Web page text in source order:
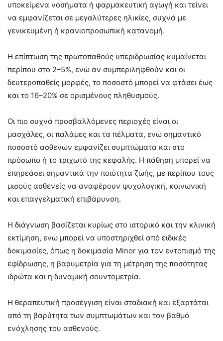
υποκείμενα νοσήματα ή φαρμακευτική αγωγή και τείνει
να εμφανίζεται σε μεγαλύτερες ηλικίες, συχνά με
γενικευμένη ή κρανιοπροσωπική κατανομή.
Η επίπτωση της πρωτοπαθούς υπεριδρωσίας κυμαίνεται
περίπου στο 2–5%, ενώ αν συμπεριληφθούν και οι
δευτεροπαθείς μορφές, το ποσοστό μπορεί να φτάσει έως
και το 16–20% σε ορισμένους πληθυσμούς.
Οι πιο συχνά προσβαλλόμενες περιοχές είναι οι
μασχάλες, οι παλάμες και τα πέλματα, ενώ σημαντικό
ποσοστό ασθενών εμφανίζει συμπτώματα και στο
πρόσωπο ή το τριχωτό της κεφαλής. Η πάθηση μπορεί να
επηρεάσει σημαντικά την ποιότητα ζωής, με περίπου τους
μισούς ασθενείς να αναφέρουν ψυχολογική, κοινωνική
και επαγγελματική επιβάρυνση.
Η διάγνωση βασίζεται κυρίως στο ιστορικό και την κλινική
εκτίμηση, ενώ μπορεί να υποστηριχθεί από ειδικές
δοκιμασίες, όπως η δοκιμασία Minor για τον εντοπισμό της
εφίδρωσης, η βαρυμετρία για τη μέτρηση της ποσότητας
ιδρώτα και η δυναμική σουντομετρία.
Η θεραπευτική προσέγγιση είναι σταδιακή και εξαρτάται
από τη βαρύτητα των συμπτωμάτων και τον βαθμό
ενόχλησης του ασθενούς.